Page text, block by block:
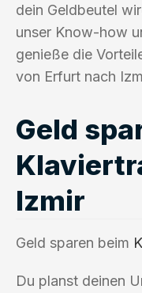
dein Geldbeutel
unser Know-how
genieße die
von Erfurt nach
Geld
Izmir
Geld sparen beim
Du planst deinen